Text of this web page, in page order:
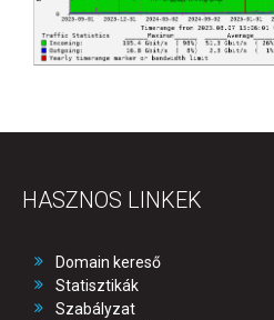
HASZNOS LINKEK
Domain kereső
Statisztikák
Szabályzat